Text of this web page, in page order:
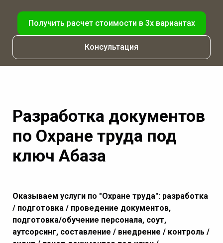
Получить расчет стоимости в 3х вариантах
Консультация
Разработка документов
по Охране труда под
ключ Абаза
Оказываем услуги по "Охране труда": разработка
/ подготовка / проведение документов,
подготовка/обучение персонала, соут,
аутсорсинг, составление / внедрение / контроль /